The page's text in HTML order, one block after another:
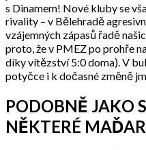
s Dinamem! Nové kluby se
rivality – v Bělehradě
vzájemných zápasů řadě
proto, že v PMEZ po prohře
díky vítězství 5:0 doma). V
potyčce i k dočasné změně
PODOBNĚ JAKO
NĚKTERÉ